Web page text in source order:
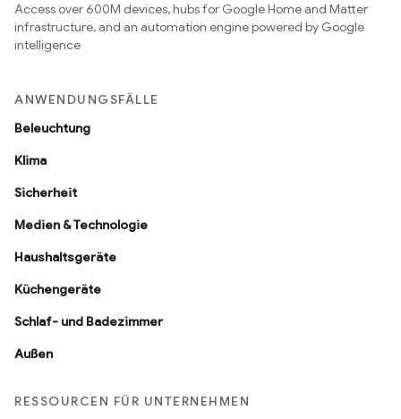
Access over 600M devices, hubs for Google Home and Matter
infrastructure, and an automation engine powered by Google
intelligence
ANWENDUNGSFÄLLE
Beleuchtung
Klima
Sicherheit
Medien & Technologie
Haushaltsgeräte
Küchengeräte
Schlaf- und Badezimmer
Außen
RESSOURCEN FÜR UNTERNEHMEN